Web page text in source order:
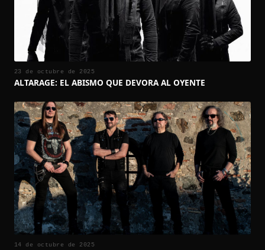
23 de octubre de 2025
ALTARAGE: EL ABISMO QUE DEVORA AL OYENTE
14 de octubre de 2025